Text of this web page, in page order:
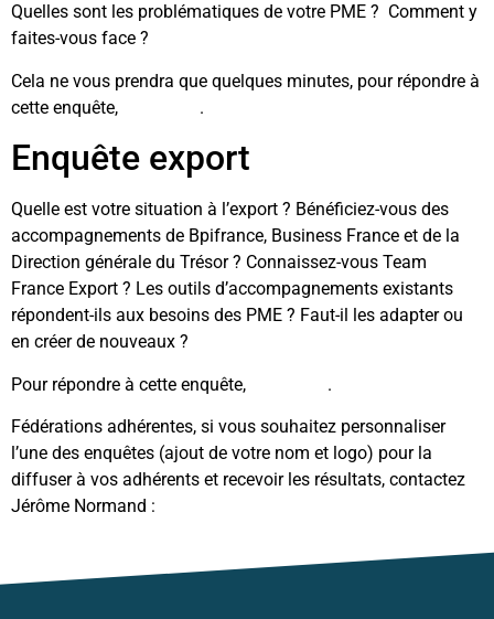
Quelles sont les problématiques de votre PME ? Comment y
faites-vous face ?
Cela ne vous prendra que quelques minutes, pour répondre à
cette enquête,
.
Enquête export
Quelle est votre situation à l’export ? Bénéficiez-vous des
accompagnements de Bpifrance, Business France et de la
Direction générale du Trésor ? Connaissez-vous Team
France Export ? Les outils d’accompagnements existants
répondent-ils aux besoins des PME ? Faut-il les adapter ou
en créer de nouveaux ?
Pour répondre à cette enquête, .
Fédérations adhérentes, si vous souhaitez personnaliser
l’une des enquêtes (ajout de votre nom et logo) pour la
diffuser à vos adhérents et recevoir les résultats, contactez
Jérôme Normand :